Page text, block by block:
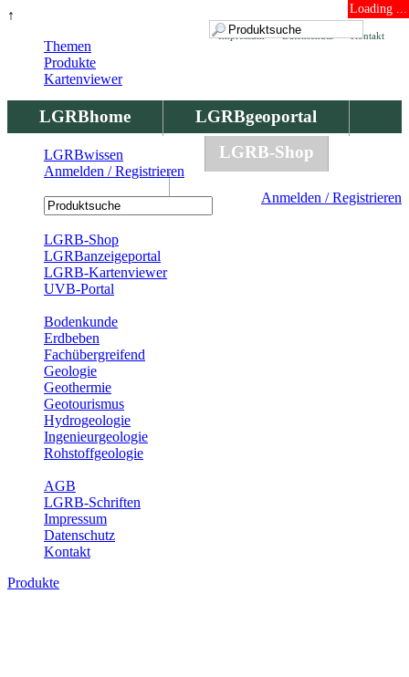
↑ Loading ...
Kontakt
Datenschutz
Impressum
LGRBhome
LGRBgeoportal
LGRBbohrungen
LGRB-Shop
Anmelden / Registrieren
Themen
Produkte
Kartenviewer
LGRBwissen
Anmelden / Registrieren
LGRB-Shop
LGRBanzeigeportal
LGRB-Kartenviewer
UVB-Portal
Bodenkunde
Erdbeben
Fachübergreifend
Geologie
Geothermie
Geotourismus
Hydrogeologie
Ingenieurgeologie
Rohstoffgeologie
AGB
LGRB-Schriften
Impressum
Datenschutz
Kontakt
Produkte